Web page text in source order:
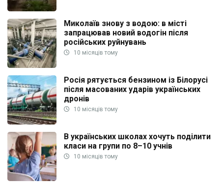
Миколаїв знову з водою: в місті
запрацював новий водогін після
російських руйнувань
10 місяців тому
Росія рятується бензином із Білорусі
після масованих ударів українських
дронів
10 місяців тому
В українських школах хочуть поділити
класи на групи по 8–10 учнів
10 місяців тому